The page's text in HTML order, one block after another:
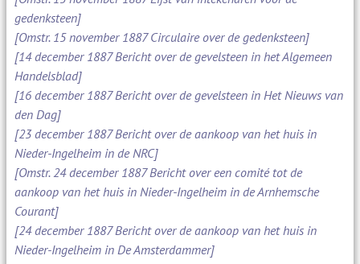
gedenksteen]
[Omstr. 15 november 1887 Circulaire over de gedenksteen]
[14 december 1887 Bericht over de gevelsteen in het Algemeen
Handelsblad]
[16 december 1887 Bericht over de gevelsteen in Het Nieuws van
den Dag]
[23 december 1887 Bericht over de aankoop van het huis in
Nieder-Ingelheim in de NRC]
[Omstr. 24 december 1887 Bericht over een comité tot de
aankoop van het huis in Nieder-Ingelheim in de Arnhemsche
Courant]
[24 december 1887 Bericht over de aankoop van het huis in
Nieder-Ingelheim in De Amsterdammer]